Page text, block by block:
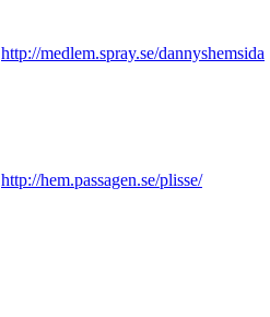
http://medlem.spray.se/dannyshemsida
http://hem.passagen.se/plisse/